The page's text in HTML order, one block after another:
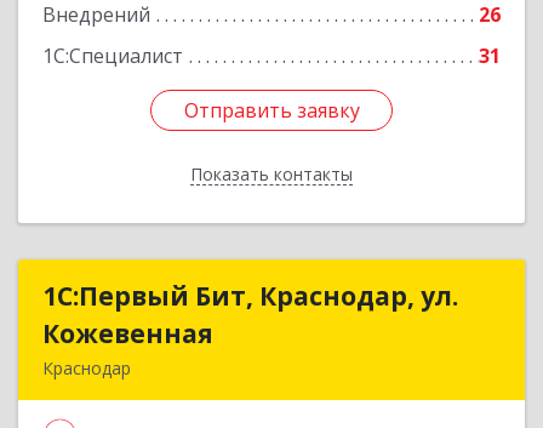
Внедрений
26
1С:Специалист
31
Отправить заявку
Показать контакты
Отправить заявку
Назад
1С:Первый Бит, Краснодар, ул.
Кожевенная
Краснодар
1С:Первый Бит, Краснодар, ул.